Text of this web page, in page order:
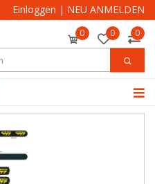
Einloggen | NEU ANMELDEN
0 0 0